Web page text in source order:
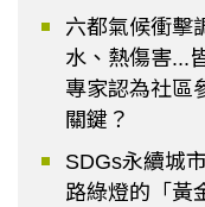
六都氣候衝擊
水、熱傷害...
專家認為社區
關鍵？
SDGs永續城
路綠燈的「黃